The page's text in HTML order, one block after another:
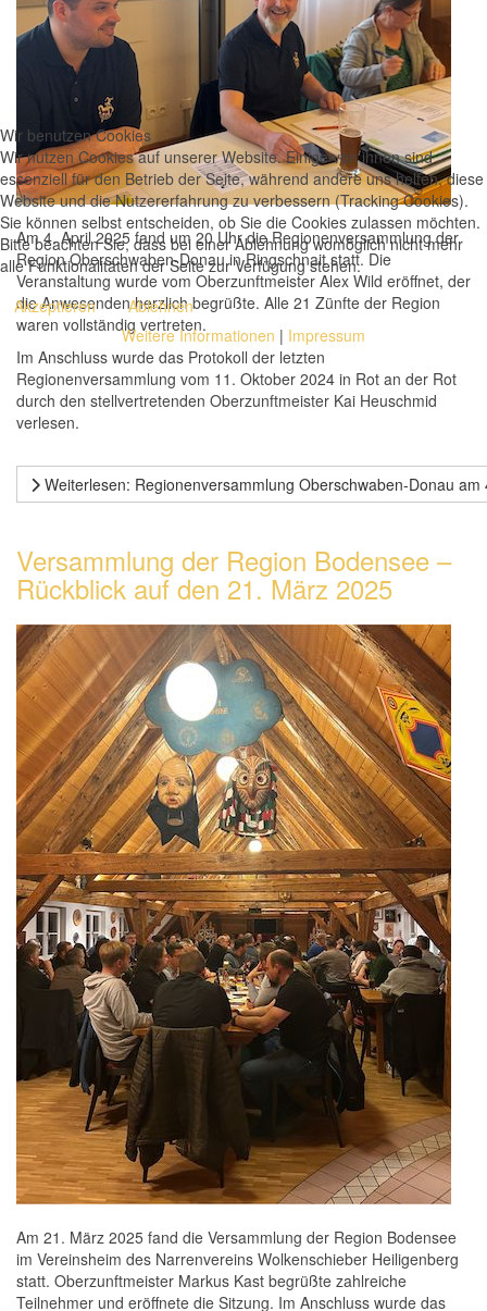
Am 4. April 2025 fand um 20 Uhr die Regionenversammlung der
Region Oberschwaben-Donau in Ringschnait statt. Die
Veranstaltung wurde vom Oberzunftmeister Alex Wild eröffnet, der
die Anwesenden herzlich begrüßte. Alle 21 Zünfte der Region
waren vollständig vertreten.
Im Anschluss wurde das Protokoll der letzten
Regionenversammlung vom 11. Oktober 2024 in Rot an der Rot
durch den stellvertretenden Oberzunftmeister Kai Heuschmid
verlesen.
Weiterlesen: Regionenversammlung Oberschwaben-Donau am
Versammlung der Region Bodensee –
Rückblick auf den 21. März 2025
Am 21. März 2025 fand die Versammlung der Region Bodensee
im Vereinsheim des Narrenvereins Wolkenschieber Heiligenberg
statt. Oberzunftmeister Markus Kast begrüßte zahlreiche
Teilnehmer und eröffnete die Sitzung. Im Anschluss wurde das
Wir benutzen Cookies
Wir nutzen Cookies auf unserer Website. Einige von ihnen sind
essenziell für den Betrieb der Seite, während andere uns helfen, diese
Website und die Nutzererfahrung zu verbessern (Tracking Cookies).
Sie können selbst entscheiden, ob Sie die Cookies zulassen möchten.
Bitte beachten Sie, dass bei einer Ablehnung womöglich nicht mehr
alle Funktionalitäten der Seite zur Verfügung stehen.
Akzeptieren
Ablehnen
Weitere Informationen | Impressum